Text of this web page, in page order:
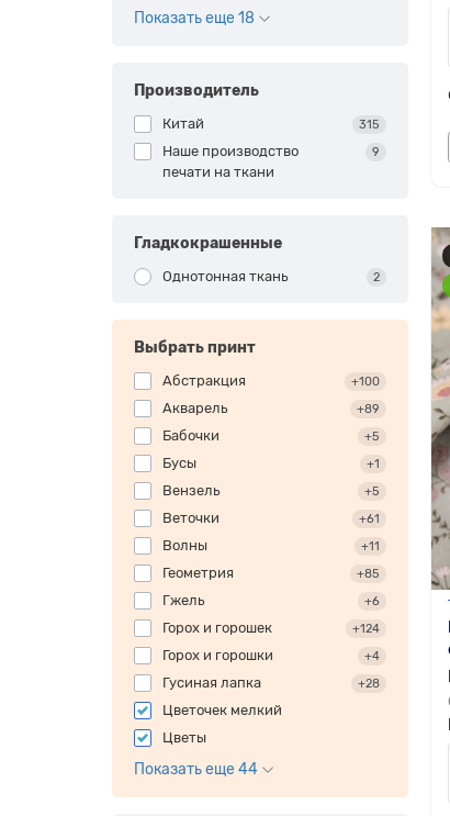
Показать еще 18
Производитель
Китай 315
Наше производство
печати на ткани
9
Гладкокрашенные
Однотонная ткань 2
Выбрать принт
Абстракция +100
Акварель +89
Бабочки +5
Бусы +1
Вензель +5
Веточки +61
Волны +11
Геометрия +85
Гжель +6
Горох и горошек +124
Горох и горошки +4
Гусиная лапка +28
Цветочек мелкий
Цветы
Показать еще 44